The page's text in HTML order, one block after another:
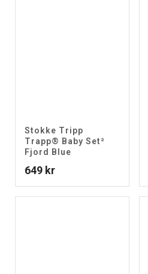
Stokke Tripp
Trapp® Baby Set²
Fjord Blue
649 kr